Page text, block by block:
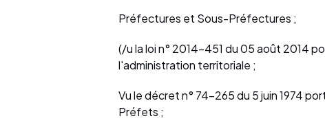
Préfectures et Sous-Préfectures ;
(/u la loi n° 2014-451 du 05 août 2014
l'administration territoriale ;
Vu le décret n° 74-265 du 5 juin 1974
Préfets ;